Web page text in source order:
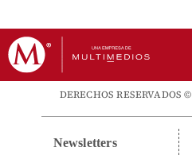
DERECHOS RESERVADOS
Newsletters